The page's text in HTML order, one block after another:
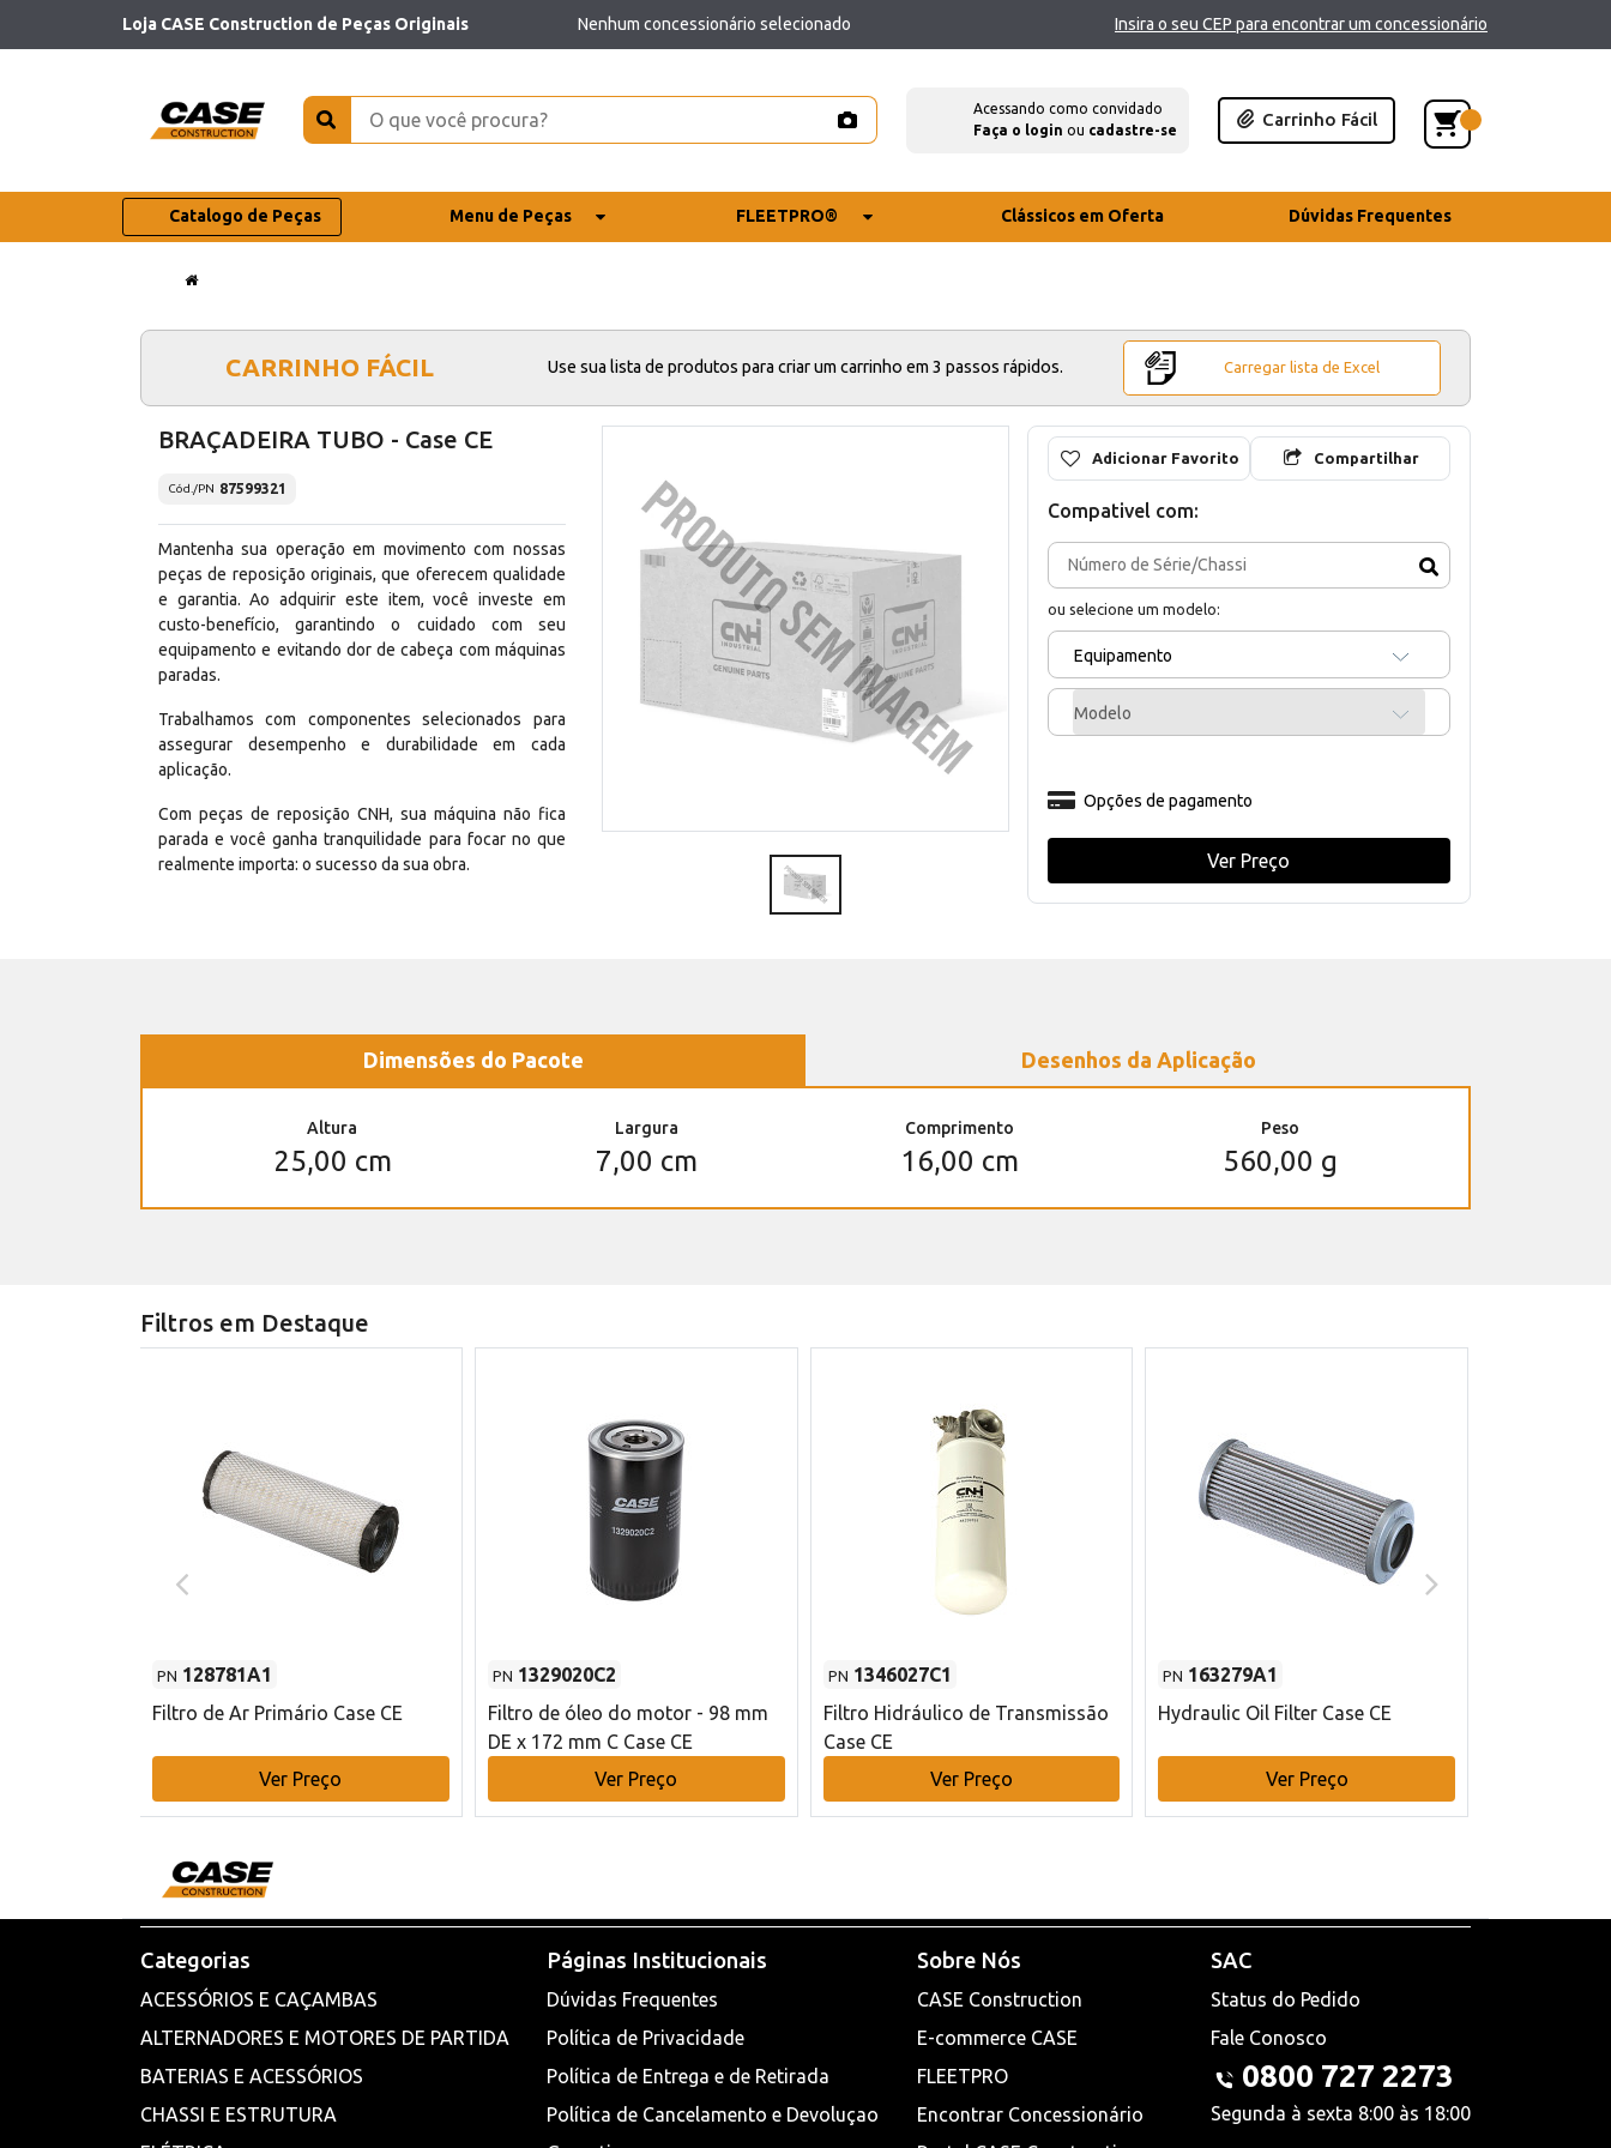
Loja CASE Construction de Peças Originais Nenhum concessionário selecionado Insira o seu CEP para encontrar um concessionário
Acessando como convidado
Faça o login ou cadastre-se
Carrinho Fácil
Catalogo de Peças Menu de Peças FLEETPRO® Clássicos em Oferta Dúvidas Frequentes
CARRINHO FÁCIL Use sua lista de produtos para criar um carrinho em 3 passos rápidos. Carregar lista de Excel
BRAÇADEIRA TUBO - Case CE
Cód./PN 87599321
Mantenha sua operação em movimento com nossas
peças de reposição originais, que oferecem qualidade
e garantia. Ao adquirir este item, você investe em
custo-benefício, garantindo o cuidado com seu
equipamento e evitando dor de cabeça com máquinas
paradas.
Trabalhamos com componentes selecionados para
assegurar desempenho e durabilidade em cada
aplicação.
Com peças de reposição CNH, sua máquina não fica
parada e você ganha tranquilidade para focar no que
realmente importa: o sucesso da sua obra.
Adicionar Favorito Compartilhar
Compativel com:
ou selecione um modelo:
Equipamento
Modelo
Opções de pagamento
Ver Preço
Dimensões do Pacote Desenhos da Aplicação
Altura
25,00 cm
Largura
7,00 cm
Comprimento
16,00 cm
Peso
560,00 g
Filtros em Destaque
PN 128781A1
Filtro de Ar Primário Case CE
Ver Preço
PN 1329020C2
Filtro de óleo do motor - 98 mm
DE x 172 mm C Case CE
Ver Preço
PN 1346027C1
Filtro Hidráulico de Transmissão
Case CE
Ver Preço
PN 163279A1
Hydraulic Oil Filter Case CE
Ver Preço
Categorias
ACESSÓRIOS E CAÇAMBAS
ALTERNADORES E MOTORES DE PARTIDA
BATERIAS E ACESSÓRIOS
CHASSI E ESTRUTURA
Páginas Institucionais
Dúvidas Frequentes
Política de Privacidade
Política de Entrega e de Retirada
Política de Cancelamento e Devoluçao
Sobre Nós
CASE Construction
E-commerce CASE
FLEETPRO
Encontrar Concessionário
SAC
Status do Pedido
Fale Conosco
0800 727 2273
Segunda à sexta 8:00 às 18:00